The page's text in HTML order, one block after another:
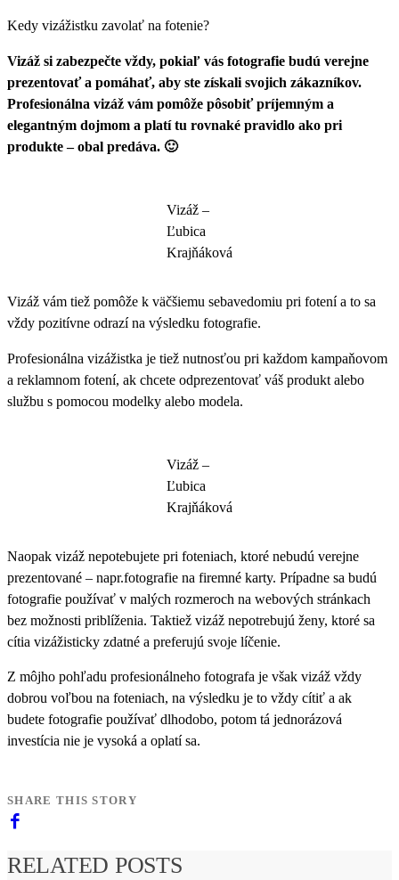
Kedy vizážistku zavolať na fotenie?
Vizáž si zabezpečte vždy, pokiaľ vás fotografie budú verejne
prezentovať a pomáhať, aby ste získali svojich zákazníkov.
Profesionálna vizáž vám pomôže pôsobiť príjemným a
elegantným dojmom a platí tu rovnaké pravidlo ako pri
produkte – obal predáva. 🙂
Vizáž –
Ľubica
Krajňáková
Vizáž vám tiež pomôže k väčšiemu sebavedomiu pri fotení a to sa
vždy pozitívne odrazí na výsledku fotografie.
Profesionálna vizážistka je tiež nutnosťou pri každom kampaňovom
a reklamnom fotení, ak chcete odprezentovať váš produkt alebo
službu s pomocou modelky alebo modela.
Vizáž –
Ľubica
Krajňáková
Naopak vizáž nepotebujete pri foteniach, ktoré nebudú verejne
prezentované – napr.fotografie na firemné karty. Prípadne sa budú
fotografie používať v malých rozmeroch na webových stránkach
bez možnosti priblíženia. Taktiež vizáž nepotrebujú ženy, ktoré sa
cítia vizážisticky zdatné a preferujú svoje líčenie.
Z môjho pohľadu profesionálneho fotografa je však vizáž vždy
dobrou voľbou na foteniach, na výsledku je to vždy cítiť a ak
budete fotografie používať dlhodobo, potom tá jednorázová
investícia nie je vysoká a oplatí sa.
SHARE THIS STORY
RELATED POSTS